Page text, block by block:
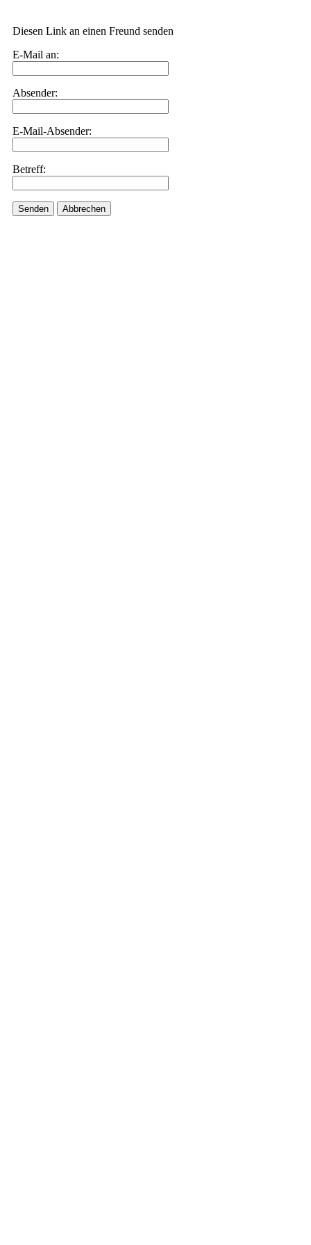
Diesen Link an einen Freund senden
E-Mail an:
Absender:
E-Mail-Absender:
Betreff:
Senden Abbrechen